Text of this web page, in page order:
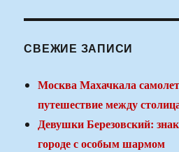
СВЕЖИЕ ЗАПИСИ
Москва Махачкала
путешествие между
Девушки Березовский:
городе с особым шармом